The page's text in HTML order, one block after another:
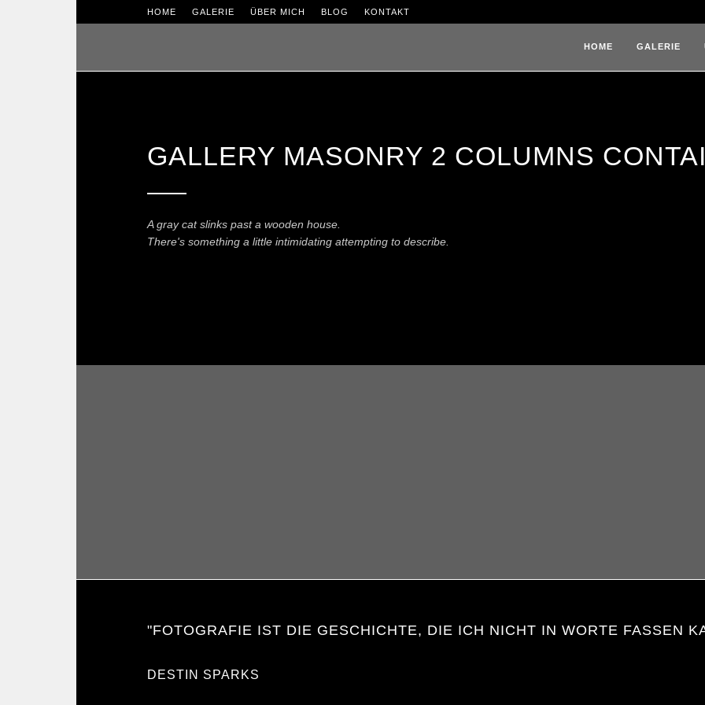
HOME GALERIE ÜBER MICH BLOG KONTAKT
HOME GALERIE
GALLERY MASONRY 2 COLUMNS
A gray cat slinks past a wooden house.
There's something a little intimidating attempting to describe.
"FOTOGRAFIE IST DIE GESCHICHTE, DIE ICH NICHT IN WORTE FASSEN
DESTIN SPARKS